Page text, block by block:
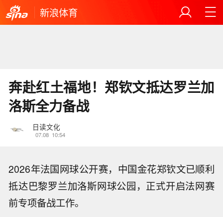
新浪体育
奔赴红土福地！郑钦文抵达罗兰加
洛斯全力备战
日读文化
07.08 10:54
2026年法国网球公开赛，中国金花郑钦文已顺利
抵达巴黎罗兰加洛斯网球公园，正式开启法网赛
前专项备战工作。